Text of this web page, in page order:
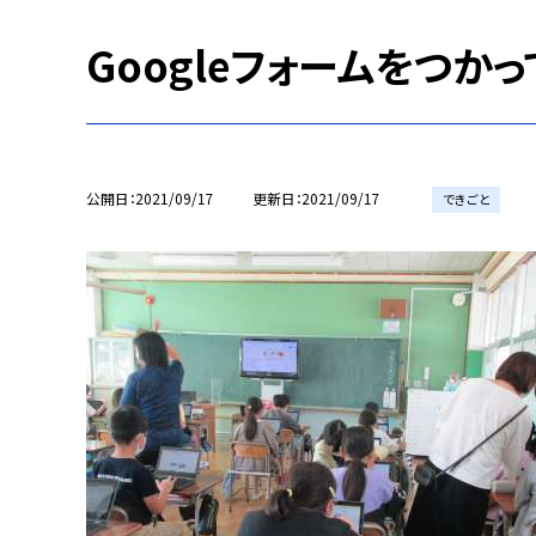
Googleフォームをつかっ
公開日 2021/09/17 更新日 2021/09/17 できごと